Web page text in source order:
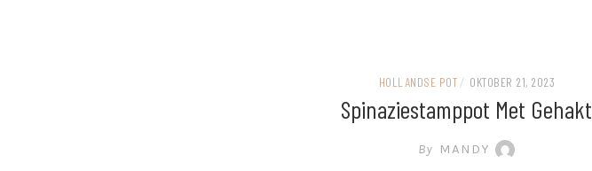
HOLLANDSE POT / OKTOBER 21, 2023
Spinaziestamppot Met Gehakt
By MANDY